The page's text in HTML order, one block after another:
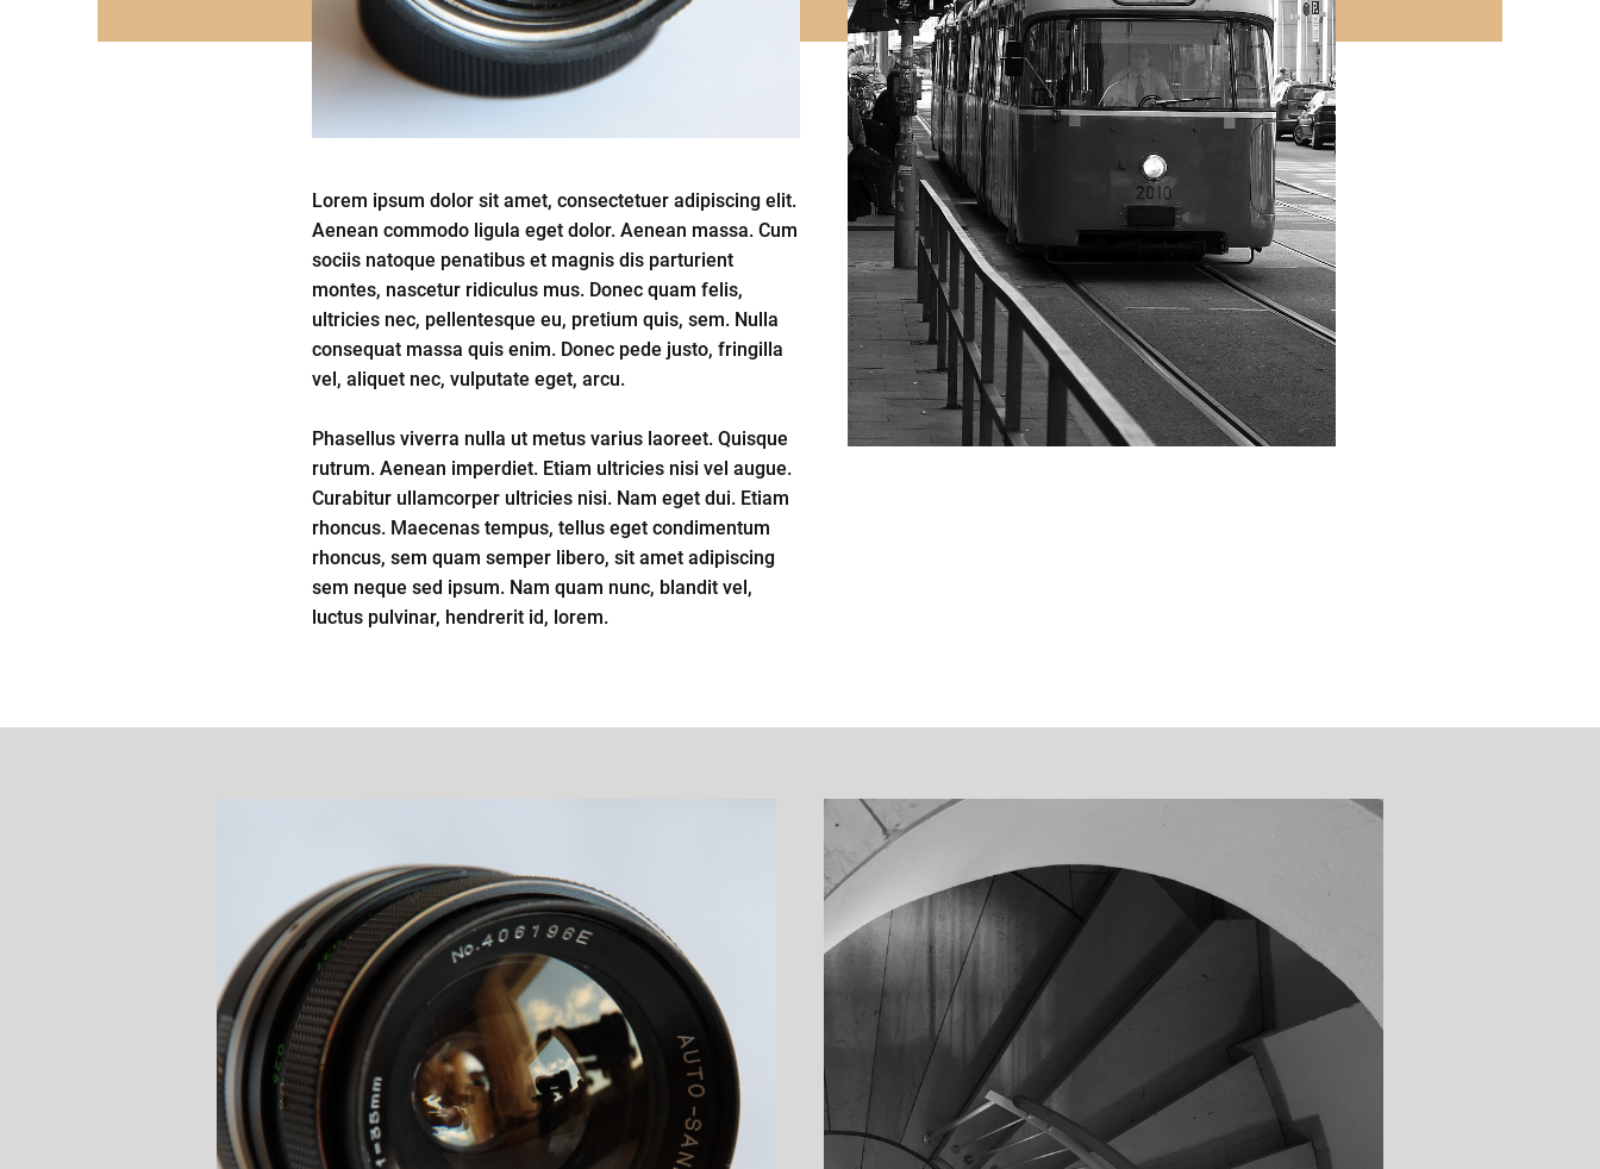
Lorem ipsum dolor sit amet, consectetuer adipiscing elit.
Aenean commodo ligula eget dolor. Aenean massa. Cum
sociis natoque penatibus et magnis dis parturient
montes, nascetur ridiculus mus. Donec quam felis,
ultricies nec, pellentesque eu, pretium quis, sem. Nulla
consequat massa quis enim. Donec pede justo, fringilla
vel, aliquet nec, vulputate eget, arcu.
Phasellus viverra nulla ut metus varius laoreet. Quisque
rutrum. Aenean imperdiet. Etiam ultricies nisi vel augue.
Curabitur ullamcorper ultricies nisi. Nam eget dui. Etiam
rhoncus. Maecenas tempus, tellus eget condimentum
rhoncus, sem quam semper libero, sit amet adipiscing
sem neque sed ipsum. Nam quam nunc, blandit vel,
luctus pulvinar, hendrerit id, lorem.